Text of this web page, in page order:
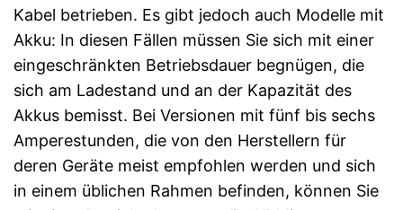
Kabel betrieben. Es gibt jedoch auch Modelle mit
Akku: In diesen Fällen müssen Sie sich mit einer
eingeschränkten Betriebsdauer begnügen, die
sich am Ladestand und an der Kapazität des
Akkus bemisst. Bei Versionen mit fünf bis sechs
Amperestunden, die von den Herstellern für
deren Geräte meist empfohlen werden und sich
in einem üblichen Rahmen befinden, können Sie